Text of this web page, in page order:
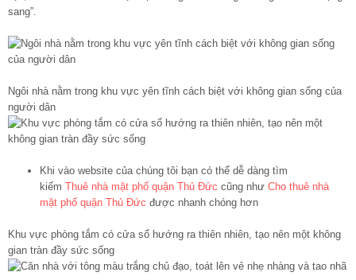
sang”.
Ngôi nhà nằm trong khu vực yên tĩnh cách biệt với không gian sống của
người dân
Khi vào website của chúng tôi bạn có thể dễ dàng tìm
kiếm Thuê nhà mặt phố quận Thủ Đức cũng như Cho thuê nhà
mặt phố quận Thủ Đức được nhanh chóng hơn
Khu vực phòng tắm có cửa sổ hướng ra thiên nhiên, tạo nên một không
gian tràn đầy sức sống